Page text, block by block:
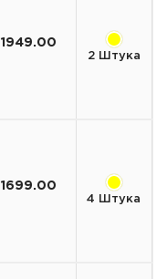
1949.00
2 Штука
1699.00
4 Штука